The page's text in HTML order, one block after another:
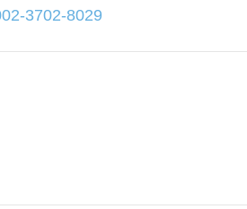
3702-8029